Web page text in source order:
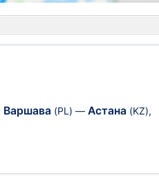
Варшава (PL) — Астана (KZ),